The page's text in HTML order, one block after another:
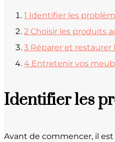
1 Identifier les
2 Choisir les produits
3 Réparer et restaurer
4 Entretenir vos
Identifier les
Avant de commencer, il